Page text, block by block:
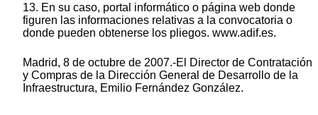
13. En su caso, portal informático o página web donde
figuren las informaciones relativas a la convocatoria o
donde pueden obtenerse los pliegos. www.adif.es.
Madrid, 8 de octubre de 2007.-El Director de Contratación
y Compras de la Dirección General de Desarrollo de la
Infraestructura, Emilio Fernández González.